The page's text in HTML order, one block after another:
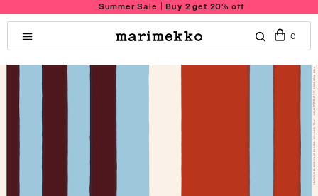
Summer Sale｜Buy 2 get 20% off
0